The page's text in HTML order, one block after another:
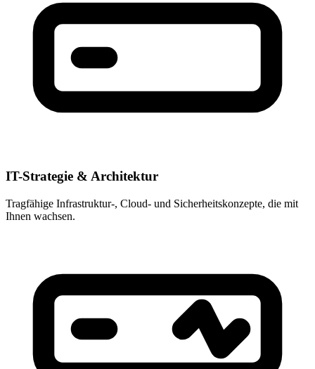
IT-Strategie & Architektur
Tragfähige Infrastruktur-, Cloud- und Sicherheitskonzepte, die mit
Ihnen wachsen.